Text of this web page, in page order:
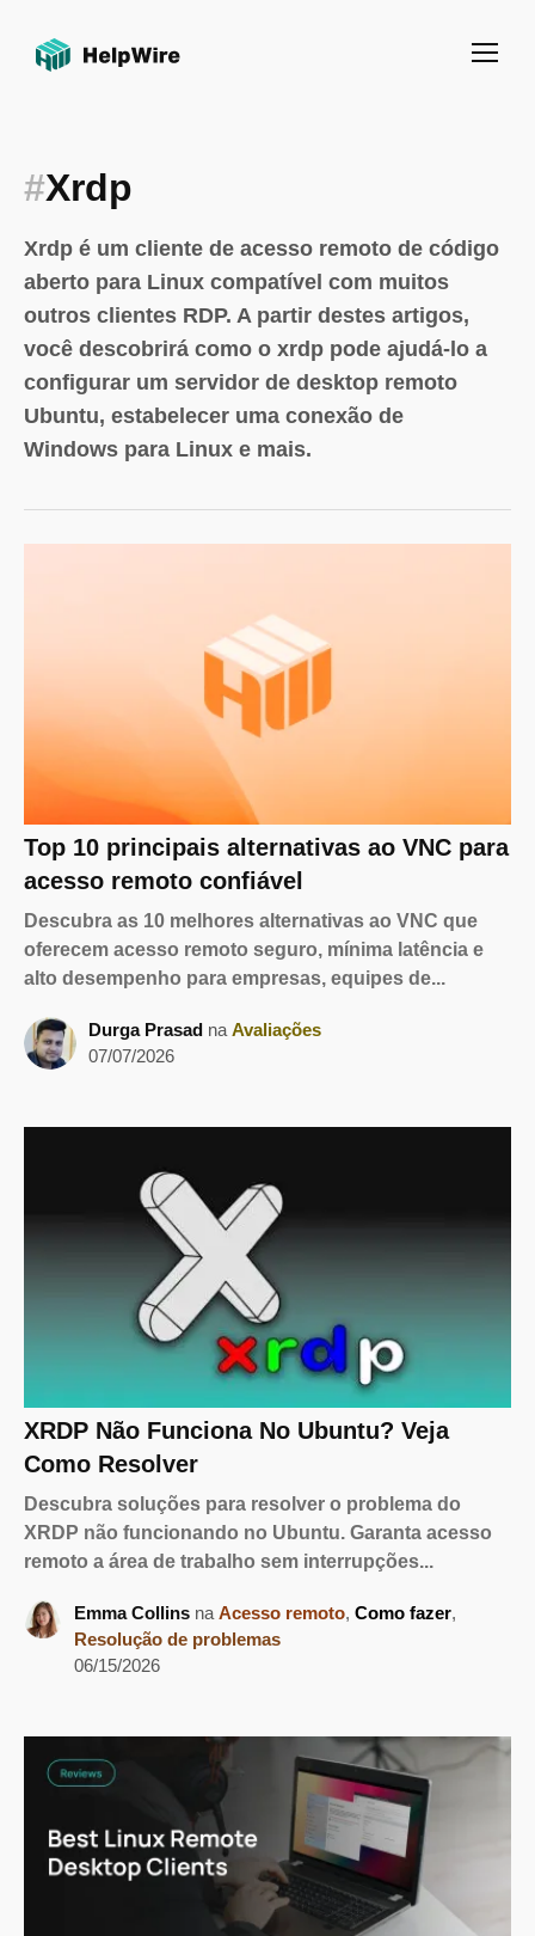
#Xrdp
Xrdp é um cliente de acesso remoto de código
aberto para Linux compatível com muitos
outros clientes RDP. A partir destes artigos,
você descobrirá como o xrdp pode ajudá-lo a
configurar um servidor de desktop remoto
Ubuntu, estabelecer uma conexão de
Windows para Linux e mais.
Top 10 principais alternativas ao VNC para
acesso remoto confiável
Descubra as 10 melhores alternativas ao VNC que
oferecem acesso remoto seguro, mínima latência e
alto desempenho para empresas, equipes de...
Durga Prasad na Avaliações
07/07/2026
XRDP Não Funciona No Ubuntu? Veja
Como Resolver
Descubra soluções para resolver o problema do
XRDP não funcionando no Ubuntu. Garanta acesso
remoto a área de trabalho sem interrupções...
Emma Collins naAcesso remoto,Como fazer,
Resolução de problemas
06/15/2026